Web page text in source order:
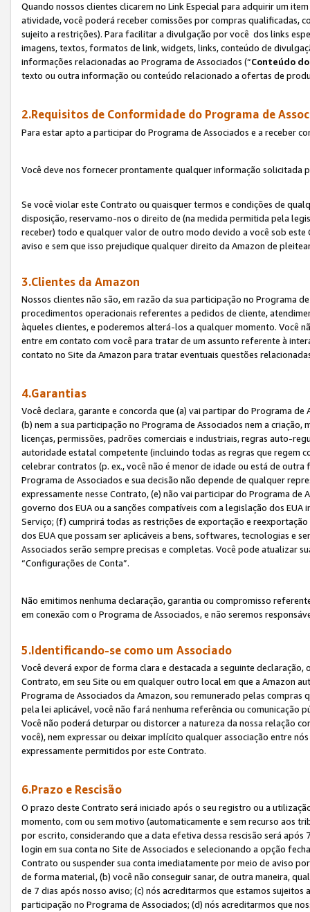
Quando nossos clientes clicarem no Link Especial para adquirir um
atividade, você poderá receber comissões por compras qualificadas,
sujeito a restrições). Para facilitar a divulgação por você dos links
imagens, textos, formatos de link, widgets, links, conteúdo de
informações relacionadas ao Programa de Associados (“Conteúdo
texto ou outra informação ou conteúdo relacionado a ofertas de
2.Requisitos de Conformidade do Programa de
Para estar apto a participar do Programa de Associados e a receber
Você deve nos fornecer prontamente qualquer informação solicitada
Se você violar este Contrato ou quaisquer termos e condições de
disposição, reservamo-nos o direito de (na medida permitida pela
receber) todo e qualquer valor de outro modo devido a você sob
aviso e sem que isso prejudique qualquer direito da Amazon de
3.Clientes da Amazon
Nossos clientes não são, em razão da sua participação no Programa
procedimentos operacionais referentes a pedidos de cliente,
àqueles clientes, e poderemos alterá-los a qualquer momento. Você
entre em contato com você para tratar de um assunto referente à
contato no Site da Amazon para tratar eventuais questões
4.Garantias
Você declara, garante e concorda que (a) vai partipar do Programa
(b) nem a sua participação no Programa de Associados nem a
licenças, permissões, padrões comerciais e industriais, regras auto-
autoridade estatal competente (incluindo todas as regras que regem
celebrar contratos (p. ex., você não é menor de idade ou está de
Programa de Associados e sua decisão não depende de qualquer
expressamente nesse Contrato, (e) não vai participar do Programa
governo dos EUA ou a sanções compatíveis com a legislação dos
Serviço; (f) cumprirá todas as restrições de exportação e
dos EUA que possam ser aplicáveis a bens, softwares, tecnologias e
Associados serão sempre precisas e completas. Você pode atualizar
“Configurações de Conta”.
Não emitimos nenhuma declaração, garantia ou compromisso
em conexão com o Programa de Associados, e não seremos
5.Identificando-se como um Associado
Você deverá expor de forma clara e destacada a seguinte
Contrato, em seu Site ou em qualquer outro local em que a Amazon
Programa de Associados da Amazon, sou remunerado pelas
pela lei aplicável, você não fará nenhuma referência ou comunicação
Você não poderá deturpar ou distorcer a natureza da nossa relação
você), nem expressar ou deixar implícito qualquer associação entre
expressamente permitidos por este Contrato.
6.Prazo e Rescisão
O prazo deste Contrato será iniciado após o seu registro ou a
momento, com ou sem motivo (automaticamente e sem recurso aos
por escrito, considerando que a data efetiva dessa rescisão será
login em sua conta no Site de Associados e selecionando a opção
Contrato ou suspender sua conta imediatamente por meio de aviso
de forma material, (b) você não conseguir sanar, de outra maneira,
de 7 dias após nosso aviso; (c) nós acreditarmos que estamos
participação no Programa de Associados; (d) nós acreditarmos que